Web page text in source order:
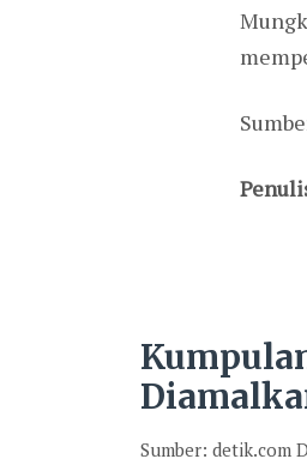
Sumber: detik.com